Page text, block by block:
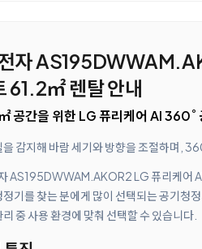
자
61.2㎡ 렌탈 안내
공간을 위한 LG 퓨리케어 AI 360˚
감지해 바람 세기와 방향을 조절하며,
AS195DWWAM.AKOR2 LG 퓨리케어
기를 찾는 분에게 많이 선택되는 공기청
중 사용 환경에 맞춰 선택할 수 있습니다.